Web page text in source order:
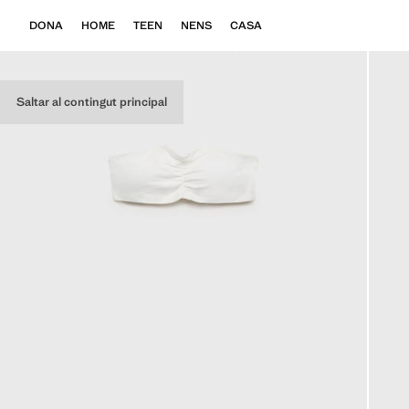
Saltar al contingut principal
DONA HOME TEEN NENS CASA